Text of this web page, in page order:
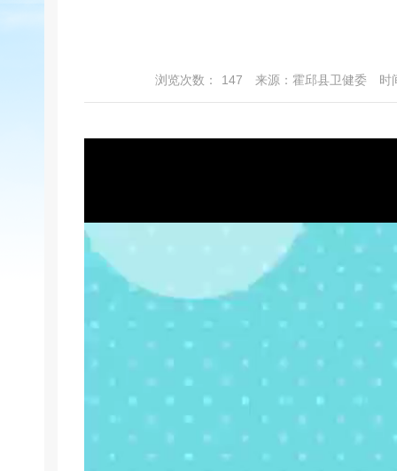
浏览次数： 147 来源：霍邱县卫健委 时